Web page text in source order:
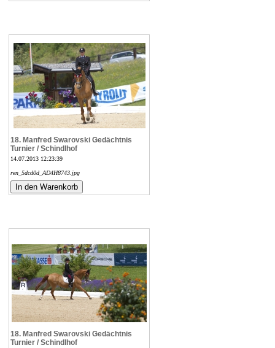
18. Manfred Swarovski Gedächtnis
Turnier / Schindlhof
14.07.2013 12:23:39
ren_5dcd0d_AD4H8743.jpg
18. Manfred Swarovski Gedächtnis
Turnier / Schindlhof